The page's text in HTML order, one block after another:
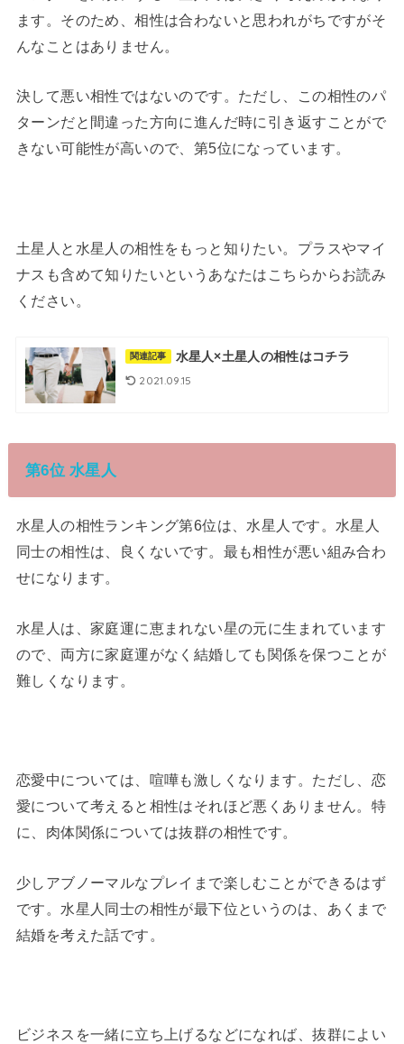
ます。そのため、相性は合わないと思われがちですがそ
んなことはありません。
決して悪い相性ではないのです。ただし、この相性のパ
ターンだと間違った方向に進んだ時に引き返すことがで
きない可能性が高いので、第5位になっています。
土星人と水星人の相性をもっと知りたい。プラスやマイ
ナスも含めて知りたいというあなたはこちらからお読み
ください。
関連記事 水星人×土星人の相性はコチラ
2021.09.15
第6位 水星人
水星人の相性ランキング第6位は、水星人です。水星人
同士の相性は、良くないです。最も相性が悪い組み合わ
せになります。
水星人は、家庭運に恵まれない星の元に生まれています
ので、両方に家庭運がなく結婚しても関係を保つことが
難しくなります。
恋愛中については、喧嘩も激しくなります。ただし、恋
愛について考えると相性はそれほど悪くありません。特
に、肉体関係については抜群の相性です。
少しアブノーマルなプレイまで楽しむことができるはず
です。水星人同士の相性が最下位というのは、あくまで
結婚を考えた話です。
ビジネスを一緒に立ち上げるなどになれば、抜群によい